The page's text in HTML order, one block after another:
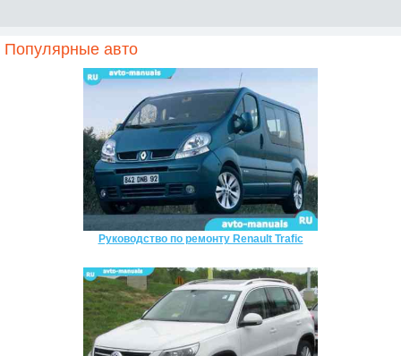
Популярные авто
Руководство по ремонту Renault Trafic